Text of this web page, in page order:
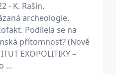
- K. Rašín.
archeologie.
Podílela se na
přítomnost? (Nově
EXOPOLITIKY –
...